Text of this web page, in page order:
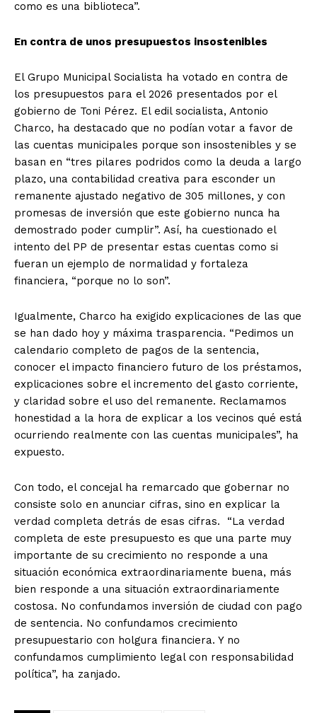
como es una biblioteca”.
En contra de unos presupuestos insostenibles
El Grupo Municipal Socialista ha votado en contra de
los presupuestos para el 2026 presentados por el
gobierno de Toni Pérez. El edil socialista, Antonio
Charco, ha destacado que no podían votar a favor de
las cuentas municipales porque son insostenibles y se
basan en “tres pilares podridos como la deuda a largo
plazo, una contabilidad creativa para esconder un
remanente ajustado negativo de 305 millones, y con
promesas de inversión que este gobierno nunca ha
demostrado poder cumplir”. Así, ha cuestionado el
intento del PP de presentar estas cuentas como si
fueran un ejemplo de normalidad y fortaleza
financiera, “porque no lo son”.
Igualmente, Charco ha exigido explicaciones de las que
se han dado hoy y máxima trasparencia. “Pedimos un
calendario completo de pagos de la sentencia,
conocer el impacto financiero futuro de los préstamos,
explicaciones sobre el incremento del gasto corriente,
y claridad sobre el uso del remanente. Reclamamos
honestidad a la hora de explicar a los vecinos qué está
ocurriendo realmente con las cuentas municipales”, ha
expuesto.
Con todo, el concejal ha remarcado que gobernar no
consiste solo en anunciar cifras, sino en explicar la
verdad completa detrás de esas cifras. “La verdad
completa de este presupuesto es que una parte muy
importante de su crecimiento no responde a una
situación económica extraordinariamente buena, más
bien responde a una situación extraordinariamente
costosa. No confundamos inversión de ciudad con pago
de sentencia. No confundamos crecimiento
presupuestario con holgura financiera. Y no
confundamos cumplimiento legal con responsabilidad
política”, ha zanjado.